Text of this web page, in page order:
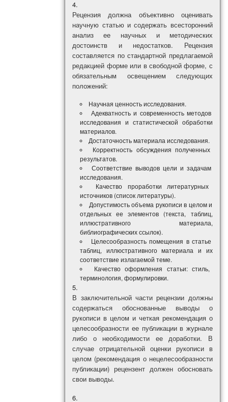
Рецензия должна объективно оценивать
научную статью и содержать всесторонний
анализ ее научных и методических
достоинств и недостатков. Рецензия
составляется по стандартной предлагаемой
редакцией форме или в свободной форме, с
обязательным освещением следующих
положений:
Научная ценность исследования.
Адекватность и современность методов
исследования и статистической обработки
материалов.
Достаточность материала исследования.
Корректность обсуждения полученных
результатов.
Соответствие выводов цели и задачам
исследования.
Качество проработки литературных
источников (список литературы).
Допустимость объема рукописи в целом и
отдельных ее элементов (текста, таблиц,
иллюстративного материала,
библиографических ссылок).
Целесообразность помещения в статье
таблиц, иллюстративного материала и их
соответствие излагаемой теме.
Качество оформления статьи: стиль,
терминология, формулировки.
В заключительной части рецензии должны
содержаться обоснованные выводы о
рукописи в целом и четкая рекомендация о
целесообразности ее публикации в журнале
либо о необходимости ее доработки. В
случае отрицательной оценки рукописи в
целом (рекомендация о нецелесообразности
публикации) рецензент должен обосновать
свои выводы.